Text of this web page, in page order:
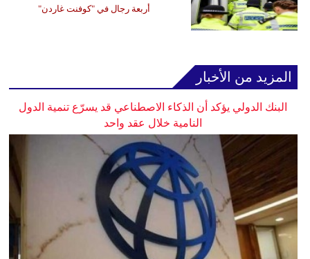
أربعة رجال في "كوفنت غاردن"
المزيد من الأخبار
البنك الدولي يؤكد أن الذكاء الاصطناعي قد يسرّع تنمية الدول
النامية خلال عقد واحد